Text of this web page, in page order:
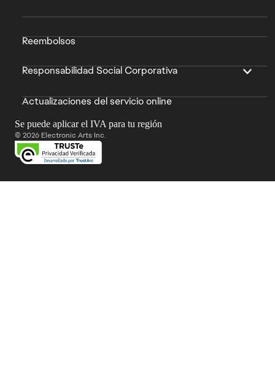
Reembolsos
Responsabilidad Social Corporativa
Actualizaciones del servicio online
Se puede aplicar el IVA para tu región
© 2026 Electronic Arts Inc.